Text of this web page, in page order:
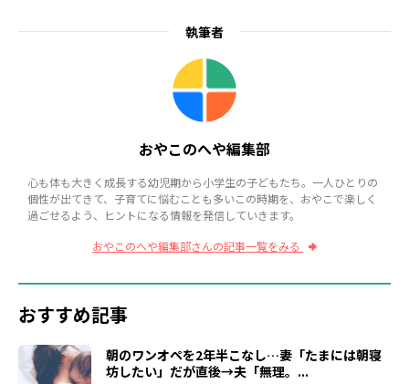
執筆者
おやこのへや編集部
心も体も大きく成長する幼児期から小学生の子どもたち。一人ひとりの
個性が出てきて、子育てに悩むことも多いこの時期を、おやこで楽しく
過ごせるよう、ヒントになる情報を発信していきます。
おやこのへや編集部さんの記事一覧をみる
おすすめ記事
朝のワンオペを2年半こなし…妻「たまには朝寝
坊したい」だが直後→夫「無理。...